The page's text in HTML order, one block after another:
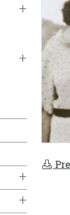
+
+
+
+